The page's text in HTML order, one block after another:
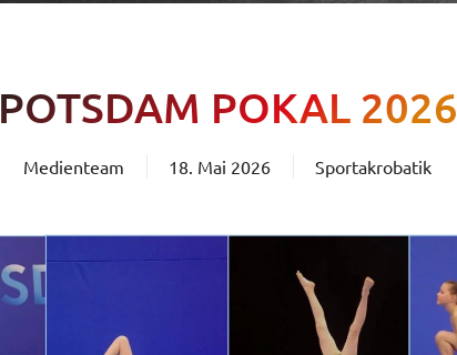
POTSDAM POKAL 2026
Medienteam 18. Mai 2026 Sportakrobatik